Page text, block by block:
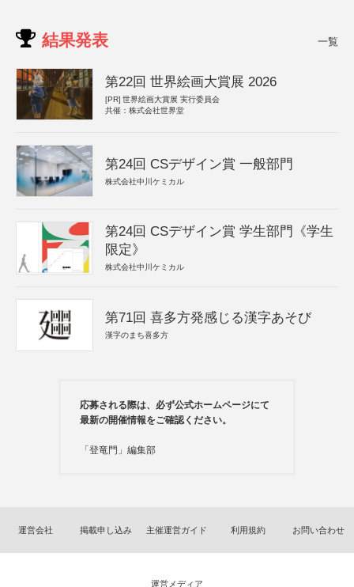
結果発表 一覧
第22回 世界絵画大賞展 2026
[PR] 世界絵画大賞展 実行委員会
共催：株式会社世界堂
第24回 CSデザイン賞 一般部門
株式会社中川ケミカル
第24回 CSデザイン賞 学生部門《学生
限定》
株式会社中川ケミカル
第71回 喜多方発感じる漢字あそび
漢字のまち喜多方
応募される際は、必ず公式ホームページにて
最新の開催情報をご確認ください。
「登竜門」編集部
運営会社 掲載申し込み 主催運営ガイド 利用規約 お問い合わせ
運営メディア